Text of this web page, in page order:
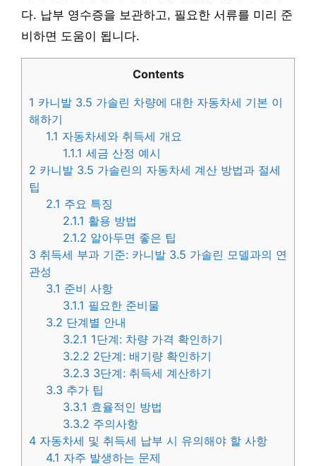
다. 납부 영수증을 보관하고, 필요한 서류를 미리 준
비하면 도움이 됩니다.
Contents
1 카니발 3.5 가솔린 차량에 대한 자동차세 기본 이
해하기
1.1 자동차세와 취득세 개요
1.1.1 세금 산정 예시
2 카니발 3.5 가솔린의 자동차세 계산 방법과 절세
팁
2.1 주요 특징
2.1.1 활용 방법
2.1.2 알아두면 좋은 팁
3 취득세 부과 기준: 카니발 3.5 가솔린 모델과의 연
관성
3.1 준비 사항
3.1.1 필요한 준비물
3.2 단계별 안내
3.2.1 1단계: 차량 가격 확인하기
3.2.2 2단계: 배기량 확인하기
3.2.3 3단계: 취득세 계산하기
3.3 추가 팁
3.3.1 효율적인 방법
3.3.2 주의사항
4 자동차세 및 취득세 납부 시 유의해야 할 사항
4.1 자주 발생하는 문제